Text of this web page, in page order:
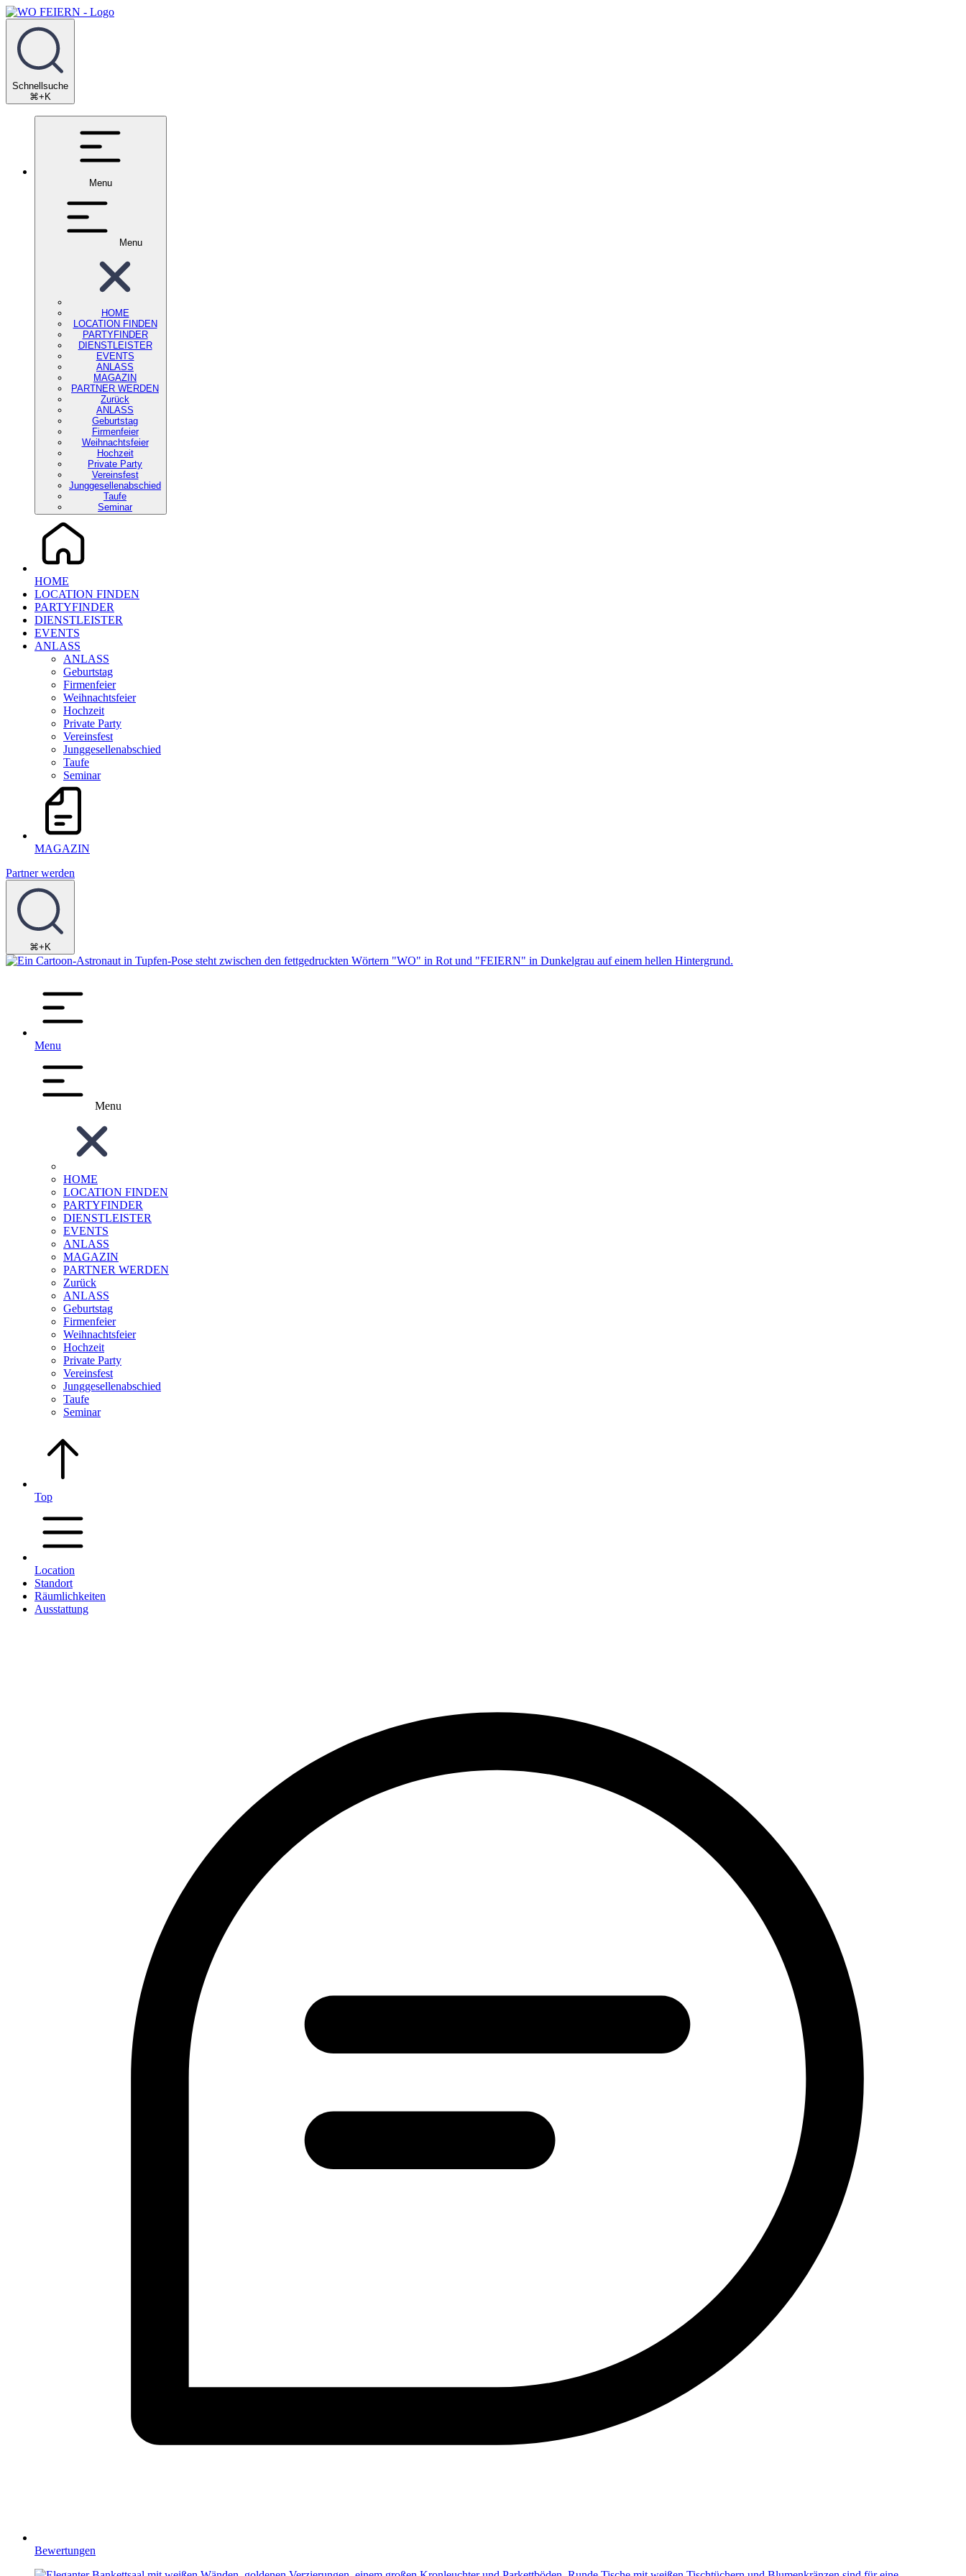
Schnellsuche
⌘+K
Menu
Menu
HOME
LOCATION FINDEN
PARTYFINDER
DIENSTLEISTER
EVENTS
ANLASS
MAGAZIN
PARTNER WERDEN
Zurück
ANLASS
Geburtstag
Firmenfeier
Weihnachtsfeier
Hochzeit
Private Party
Vereinsfest
Junggesellenabschied
Taufe
Seminar
HOME
LOCATION FINDEN
PARTYFINDER
DIENSTLEISTER
EVENTS
ANLASS
ANLASS
Geburtstag
Firmenfeier
Weihnachtsfeier
Hochzeit
Private Party
Vereinsfest
Junggesellenabschied
Taufe
Seminar
MAGAZIN
Partner werden
⌘+K
Menu
Menu
HOME
LOCATION FINDEN
PARTYFINDER
DIENSTLEISTER
EVENTS
ANLASS
MAGAZIN
PARTNER WERDEN
Zurück
ANLASS
Geburtstag
Firmenfeier
Weihnachtsfeier
Hochzeit
Private Party
Vereinsfest
Junggesellenabschied
Taufe
Seminar
Top
Location
Standort
Räumlichkeiten
Ausstattung
Bewertungen